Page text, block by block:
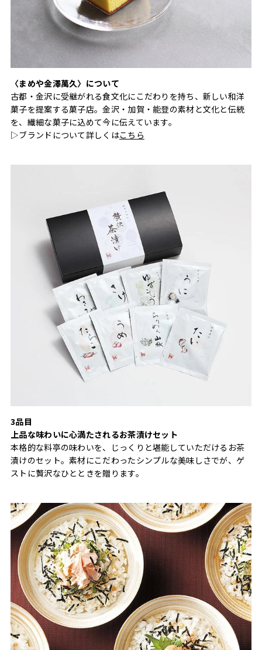
〈まめや金澤萬久〉について
古都・金沢に受継がれる食文化にこだわりを持ち、新しい和洋
菓子を提案する菓子店。金沢・加賀・能登の素材と文化と伝統
を、繊細な菓子に込めて今に伝えています。
▷ブランドについて詳しくはこちら
3品目
上品な味わいに心満たされるお茶漬けセット
本格的な料亭の味わいを、じっくりと堪能していただけるお茶
漬けのセット。素材にこだわったシンプルな美味しさでが、ゲ
ストに贅沢なひとときを贈ります。